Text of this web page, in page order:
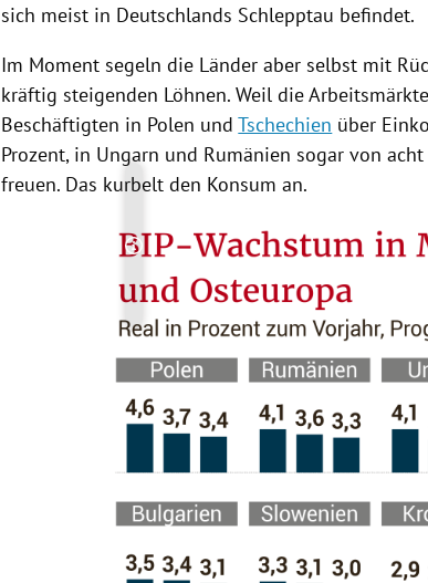
sich meist in Deutschlands Schlepptau befindet.
Im Moment segeln die Länder aber selbst mit
kräftig steigenden Löhnen. Weil die
Beschäftigten in Polen undTschechien über
Prozent, in Ungarn und Rumänien sogar von
freuen. Das kurbelt den Konsum an.
Copyright-Hinweis öffnen/schließen